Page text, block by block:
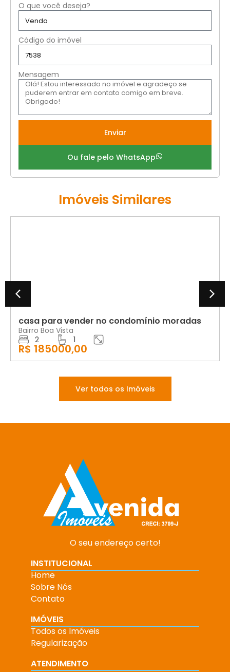
O que você deseja?
Código do imóvel
Mensagem
Enviar
Ou fale pelo WhatsApp
Imóveis Similares
casa para vender no condomínio moradas
Bairro Boa Vista
2
1
R$ 185000,00
Ver todos os Imóveis
O seu endereço certo!
INSTITUCIONAL
Home
Sobre Nós
Contato
IMÓVEIS
Todos os Imóveis
Regularização
ATENDIMENTO